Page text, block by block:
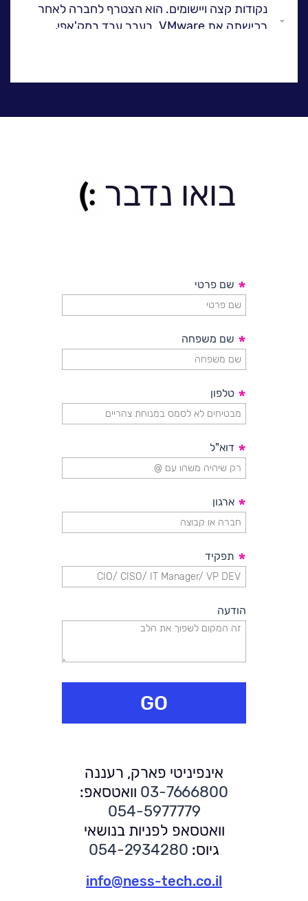
נקודות קצה ויישומים. הוא הצטרף לחברה לאחר
רכישתה את VMware. בעבר עבד במק'אפי,
גלול
בואו נדבר
שם פרטי *
שם משפחה *
טלפון *
דוא"ל *
ארגון *
תפקיד *
הודעה
GO
אינפיניטי פארק, רעננה
03-7666800 וואטסאפ:
054-5977779
וואטסאפ לפניות בנושאי
גיוס: 054-2934280
info@ness-tech.co.il